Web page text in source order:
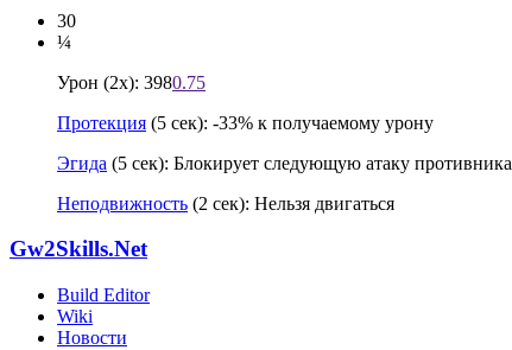
30
¼
Урон (2x): 3980.75
Протекция (5 сек): -33% к получаемому урону
Эгида (5 сек): Блокирует следующую атаку противника
Неподвижность (2 сек): Нельзя двигаться
Gw2Skills.Net
Build Editor
Wiki
Новости